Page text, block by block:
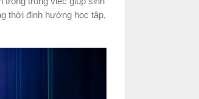
thời định hướng học tập,